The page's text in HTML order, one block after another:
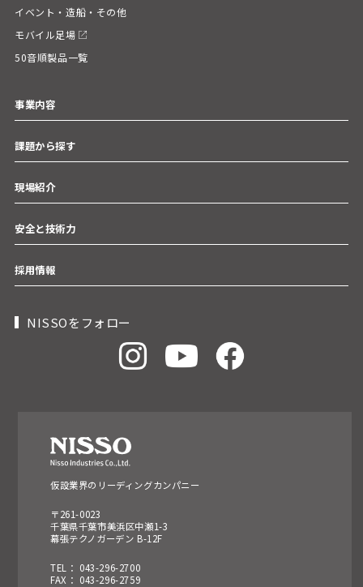
イベント・造船・その他
モバイル足場
50音順製品一覧
事業内容
課題から探す
現場紹介
安全と技術力
採用情報
NISSOをフォロー
仮設業界のリーディングカンパニー
〒261-0023
千葉県千葉市美浜区中瀬1-3
幕張テクノガーデン B-12F
TEL： 043-296-2700
FAX： 043-296-2759